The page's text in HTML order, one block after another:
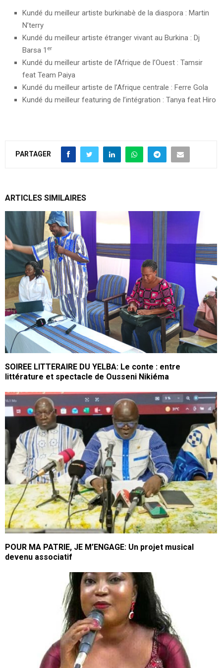
Kundé du meilleur artiste burkinabè de la diaspora : Martin
N’terry
Kundé du meilleur artiste étranger vivant au Burkina : Dj
Barsa 1 er
Kundé du meilleur artiste de l’Afrique de l’Ouest : Tamsir
feat Team Paiya
Kundé du meilleur artiste de l’Afrique centrale : Ferre Gola
Kundé du meilleur featuring de l’intégration : Tanya feat Hiro
PARTAGER
ARTICLES SIMILAIRES
SOIREE LITTERAIRE DU YELBA: Le conte : entre
littérature et spectacle de Ousseni Nikiéma
POUR MA PATRIE, JE M’ENGAGE: Un projet musical
devenu associatif